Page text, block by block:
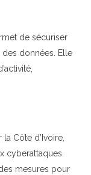
de sécuriser
des données. Elle
Côte d’Ivoire,
cyberattaques.
mesures pour